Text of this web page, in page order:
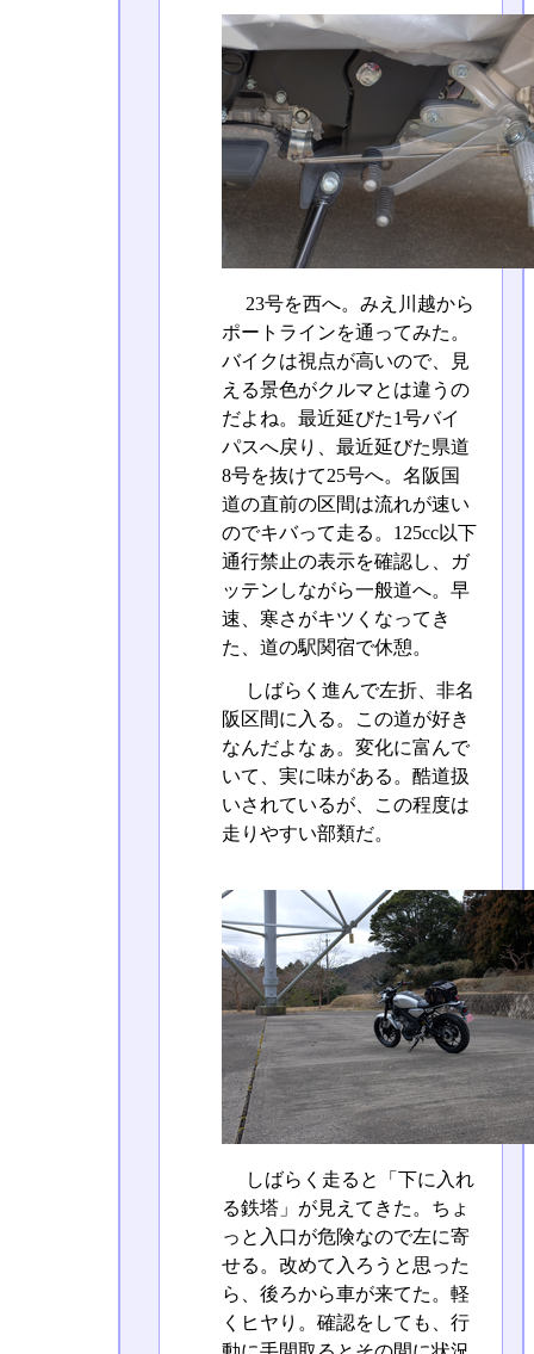
23号を西へ。みえ川越から
ポートラインを通ってみた。
バイクは視点が高いので、見
える景色がクルマとは違うの
だよね。最近延びた1号バイ
パスへ戻り、最近延びた県道
8号を抜けて25号へ。名阪国
道の直前の区間は流れが速い
のでキバって走る。125cc以下
通行禁止の表示を確認し、ガ
ッテンしながら一般道へ。早
速、寒さがキツくなってき
た、道の駅関宿で休憩。
しばらく進んで左折、非名
阪区間に入る。この道が好き
なんだよなぁ。変化に富んで
いて、実に味がある。酷道扱
いされているが、この程度は
走りやすい部類だ。
しばらく走ると「下に入れ
る鉄塔」が見えてきた。ちょ
っと入口が危険なので左に寄
せる。改めて入ろうと思った
ら、後ろから車が来てた。軽
くヒヤり。確認をしても、行